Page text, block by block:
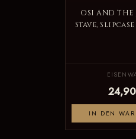
OSI AND THE
Stave,
IN DEN